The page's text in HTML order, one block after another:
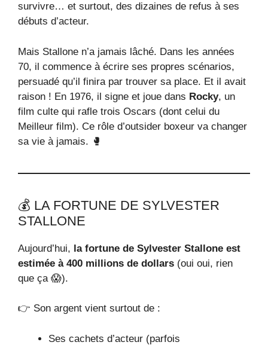
survivre… et surtout, des dizaines de refus à ses
débuts d’acteur.
Mais Stallone n’a jamais lâché. Dans les années
70, il commence à écrire ses propres scénarios,
persuadé qu’il finira par trouver sa place. Et il avait
raison ! En 1976, il signe et joue dans Rocky, un
film culte qui rafle trois Oscars (dont celui du
Meilleur film). Ce rôle d’outsider boxeur va changer
sa vie à jamais. 🥊
💰 LA FORTUNE DE SYLVESTER
STALLONE
Aujourd’hui, la fortune de Sylvester Stallone est
estimée à 400 millions de dollars (oui oui, rien
que ça 😱).
👉 Son argent vient surtout de :
Ses cachets d’acteur (parfois